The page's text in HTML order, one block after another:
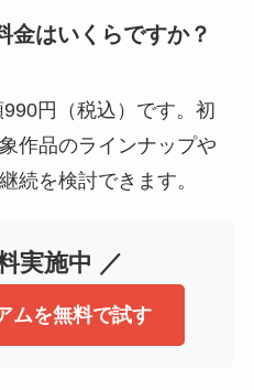
はいくらですか？
円（税込）です。初
作品のラインナップや
続を検討できます。
実施中 ／
ムを無料で試す